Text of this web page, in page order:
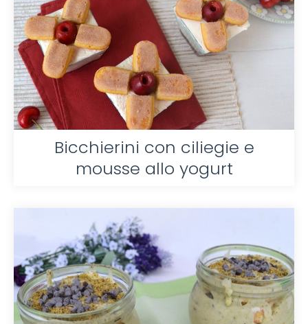
Bicchierini con ciliegie e
mousse allo yogurt